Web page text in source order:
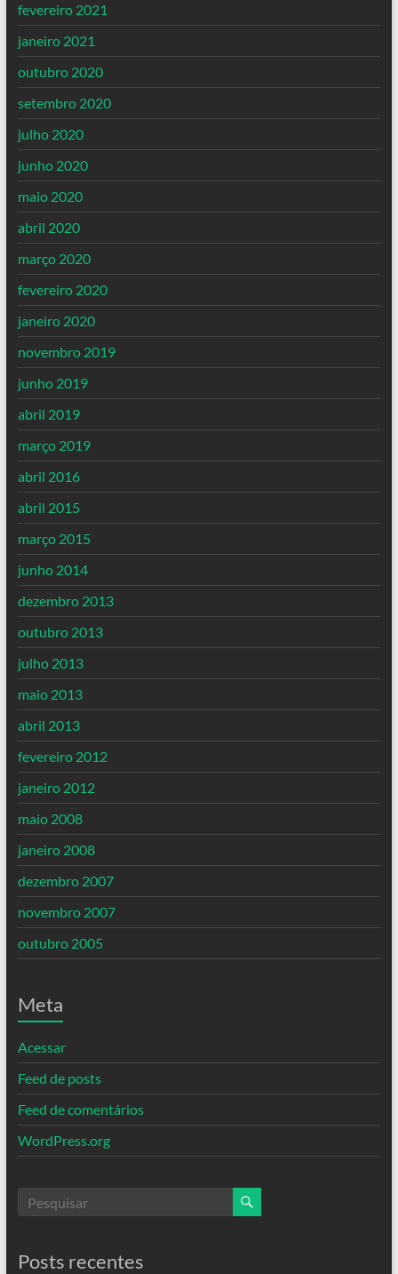
fevereiro 2021
janeiro 2021
outubro 2020
setembro 2020
julho 2020
junho 2020
maio 2020
abril 2020
março 2020
fevereiro 2020
janeiro 2020
novembro 2019
junho 2019
abril 2019
março 2019
abril 2016
abril 2015
março 2015
junho 2014
dezembro 2013
outubro 2013
julho 2013
maio 2013
abril 2013
fevereiro 2012
janeiro 2012
maio 2008
janeiro 2008
dezembro 2007
novembro 2007
outubro 2005
Meta
Acessar
Feed de posts
Feed de comentários
WordPress.org
Posts recentes